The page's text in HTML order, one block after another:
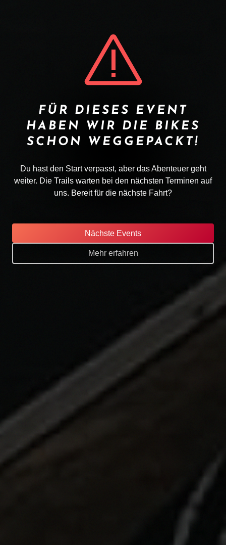
FÜR DIESES EVENT
HABEN WIR DIE BIKES
SCHON WEGGEPACKT!
Du hast den Start verpasst, aber das Abenteuer geht
weiter. Die Trails warten bei den nächsten Terminen auf
uns. Bereit für die nächste Fahrt?
Nächste Events
Mehr erfahren